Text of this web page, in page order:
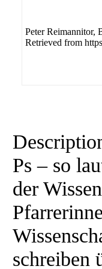
Peter Reimannitor,
Retrieved from
Ps – so
der
schreiben